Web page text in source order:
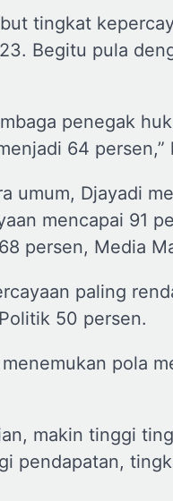
tingkat
Begitu pula
penegak
64 persen,”
umum, Djayadi
mencapai 91
persen, Media
paling
50 persen.
pola
makin tinggi
pendapatan,